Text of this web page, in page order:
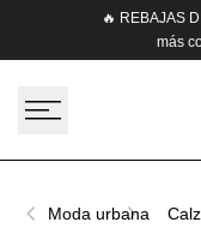
🔥 REBAJAS
más
Moda urbana